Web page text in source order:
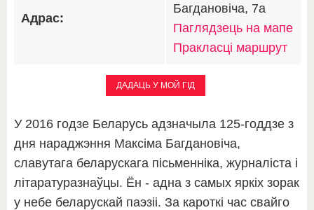
Адрас:
Багдановіча, 7а
Паглядзець на мапе
Пракласці маршрут
ДАДАЦЬ У МОЙ ГІД
У 2016 годзе Беларусь адзначыла 125-годдзе з
дня нараджэння Максіма Багдановіча,
славутага беларускага пісьменніка, журналіста і
літаратуразнаўцы. Ён - адна з самых яркіх зорак
у небе беларускай паэзіі. За кароткі час свайго